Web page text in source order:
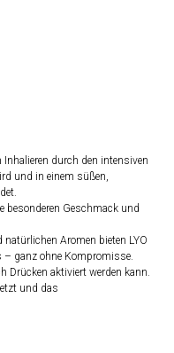
durch den intensiven
und in einem süßen,
besonderen Geschmack und
Aromen bieten LYO
– ganz ohne Kompromisse.
Drücken aktiviert werden kann.
und das